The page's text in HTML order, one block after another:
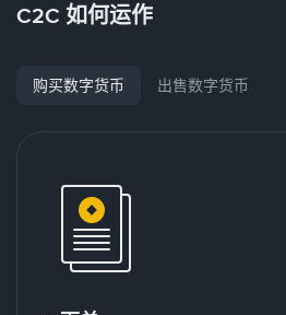
C2C 如何运作
购买数字货币 出售数字货币